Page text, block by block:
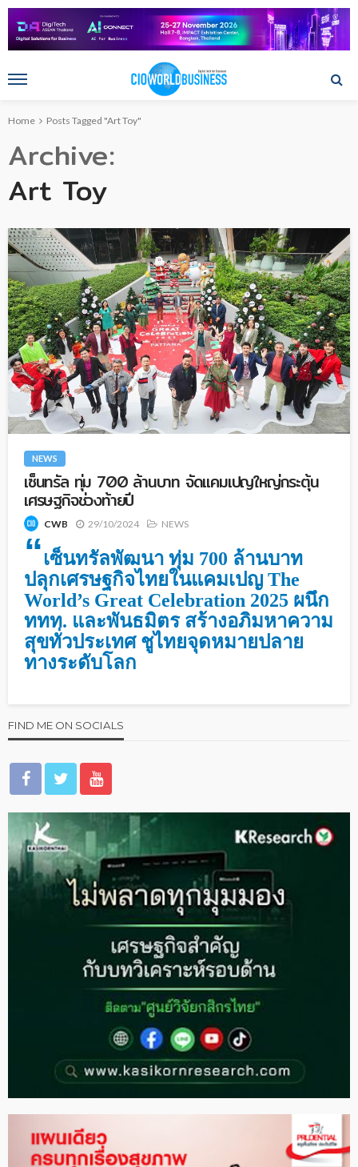
Home Posts Tagged "Art Toy"
Archive
Art Toy
NEWS
เซ็นทรัล ทุ่ม 700 ล้านบาท จัดแคมเปญใหญ่กระตุ้น
เศรษฐกิจช่วงท้ายปี
CWB 29/10/2024 NEWS
“เซ็นทรัลพัฒนา ทุ่ม 700 ล้านบาท
ปลุกเศรษฐกิจไทยในแคมเปญ The
World’s Great Celebration 2025 ผนึก
ททท. และพันธมิตร สร้างอภิมหาความ
สุขทั่วประเทศ ชูไทยจุดหมายปลาย
ทางระดับโลก
FIND ME ON SOCIALS